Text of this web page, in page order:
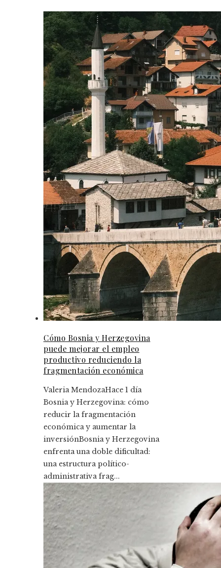
Cómo Bosnia y Herzegovina
puede mejorar el empleo
productivo reduciendo la
fragmentación económica
Valeria MendozaHace 1 día
Bosnia y Herzegovina: cómo
reducir la fragmentación
económica y aumentar la
inversiónBosnia y Herzegovina
enfrenta una doble dificultad:
una estructura político-
administrativa frag...